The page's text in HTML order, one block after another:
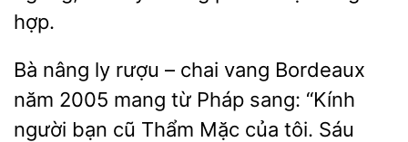
hợp.
Bà nâng ly rượu – chai vang Bordeaux
năm 2005 mang từ Pháp sang: “Kính
người bạn cũ
Mặc của tôi. Sáu